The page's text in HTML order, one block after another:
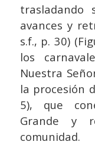
avances y
s.f., p. 30)
los
Nuestra
la procesión
5), que
Grande y
comunidad.